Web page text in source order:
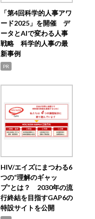
「第4回科学的人事アワ
ード2025」を開催 デ
ータとAIで変わる人事
戦略 科学的人事の最
新事例
PR
HIV/エイズにまつわる6
つの“理解のギャッ
プ”とは？ 2030年の流
行終結を目指すGAP6の
特設サイトを公開